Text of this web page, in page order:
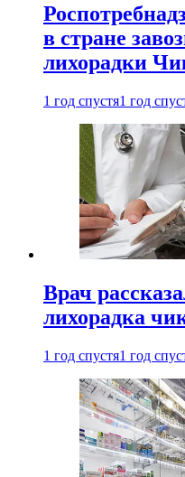
в стране
лихорадки
1 год спустя1 год
Врач
лихорадка
1 год спустя1 год